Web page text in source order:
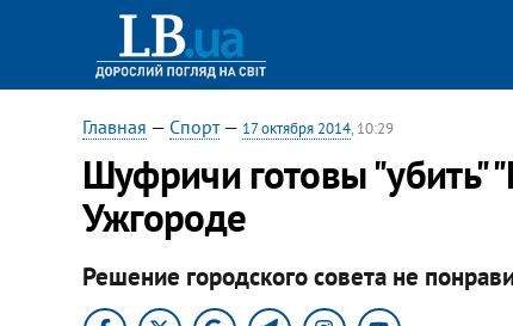
Главная — Спорт— 17 октября 2014, 10:29
Шуфричи готовы "убить"
Ужгороде
Решение городского совета не